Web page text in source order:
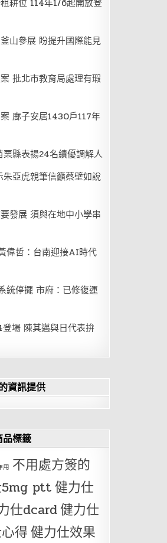
耕位 114年1/6起開放登
山參展 盼提升國際能見
批北市教育局處理有瑕
廍子安居1430戶117年
縣表揚24名績優調解人
亞虎親筆信籲蔡壁如說
發展 須與在地中小學串
偉哲：台南迎接AI時代
統停擺 市府：已修復運
場 陳其邁與日代表拚
資訊提供
品標籤
用 不用處方簽的
5mg ptt健力仕
仕dcard健力仕
得健力仕效果